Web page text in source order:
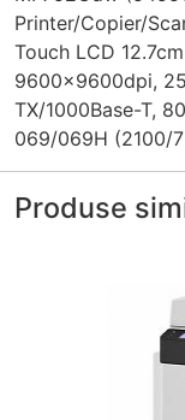
Printer/Copier/
Touch LCD
9600x9600dpi,
TX/1000Base-T,
069/069H (2100/
Produse